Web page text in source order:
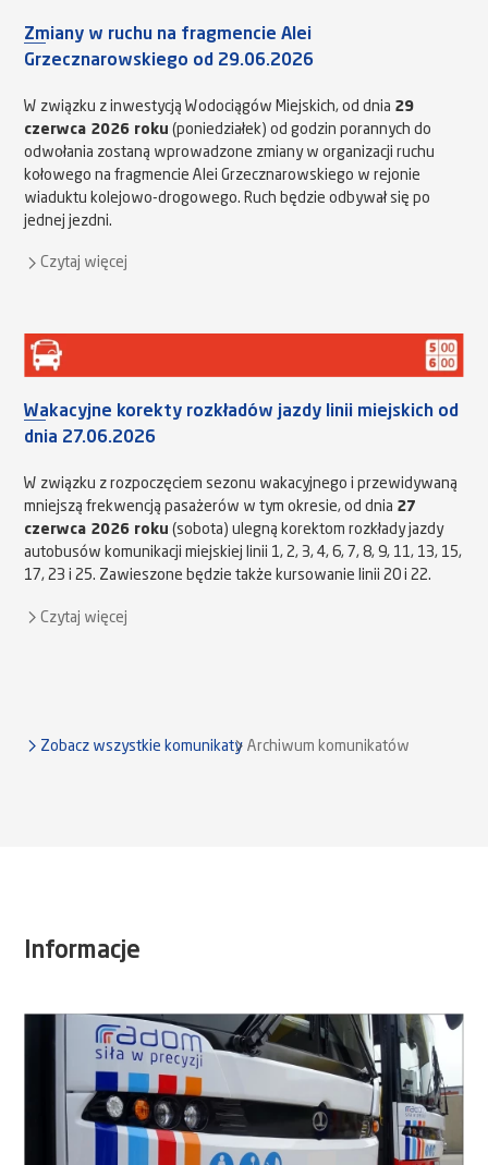
Zmiany w ruchu na fragmencie Alei
Grzecznarowskiego od 29.06.2026
W związku z inwestycją Wodociągów Miejskich, od dnia 29
czerwca 2026 roku (poniedziałek) od godzin porannych do
odwołania zostaną wprowadzone zmiany w organizacji ruchu
kołowego na fragmencie Alei Grzecznarowskiego w rejonie
wiaduktu kolejowo-drogowego. Ruch będzie odbywał się po
jednej jezdni.
Czytaj więcej
Wakacyjne korekty rozkładów jazdy linii miejskich od
dnia 27.06.2026
W związku z rozpoczęciem sezonu wakacyjnego i przewidywaną
mniejszą frekwencją pasażerów w tym okresie, od dnia 27
czerwca 2026 roku (sobota) ulegną korektom rozkłady jazdy
autobusów komunikacji miejskiej linii 1, 2, 3, 4, 6, 7, 8, 9, 11, 13, 15,
17, 23 i 25. Zawieszone będzie także kursowanie linii 20 i 22.
Czytaj więcej
Zobacz wszystkie komunikaty Archiwum komunikatów
Informacje